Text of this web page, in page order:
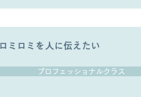
ロミロミを人に伝えたい
プロフェッショナルクラス